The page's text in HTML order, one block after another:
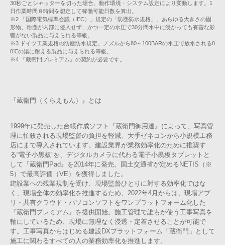
30秒ごとシャッターを切った場合。動作環境・システム設定により変動します。1
日作業時間８時間を想定して稼働可能日数を算出。
※2 「国際電気標準会議（IEC）」規定の「防塵防水規格」。あらゆる大きさの固
形物、粉塵が内部に侵入せず、かつ一定の水圧で30分間水中に浸かっても有害な影
響がない製品に与えられる等級。
※3 ドイツ工業規格の防塵防水規定。ノズルから80～100BARの水圧で放水される8
0℃の湯に耐える製品に与えられる等級。
※4 『蔵衛門プレミアム』の契約が必要です。
『蔵衛門（くらえもん）』とは
1999年に発売した台帳作成ソフト『蔵衛門御用達』によって、写真管
理に忙殺される現場監督の負担を軽減、大手ゼネコンから小規模工務
店にまで導入されています。建設業界が業務効率化のために推奨す
る“電子小黒板”を、デジタルカメラに代わる電子小黒板タブレットと
して『蔵衛門Pad』を2014年に発売。国土交通省が定めるNETIS（※
5）で最高評価（VE）を獲得しました。
建設業への残業規制を受け、現場監督ひとりに対する効率化ではな
く、現場全体の効率化を推進するため、2022年4月からは、現場アプ
リ・共有クラウド・パソコンソフトをワンプラットフォーム化した
『蔵衛門プレミアム』を提供開始。施工管理で誰もが使う工事写真を
軸にしているため、現場に無理なく浸透・定着させることが可能で
す。工事写真からはじめる建設DXプラットフォーム「蔵衛門」として
施工に関わるすべての人の業務効率化を推進します。